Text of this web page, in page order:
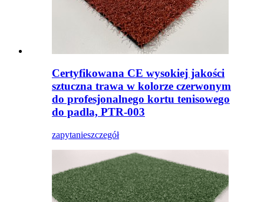
Certyfikowana CE wysokiej jakości
sztuczna trawa w kolorze czerwonym
do profesjonalnego kortu tenisowego
do padla, PTR-003
zapytanieszczegół